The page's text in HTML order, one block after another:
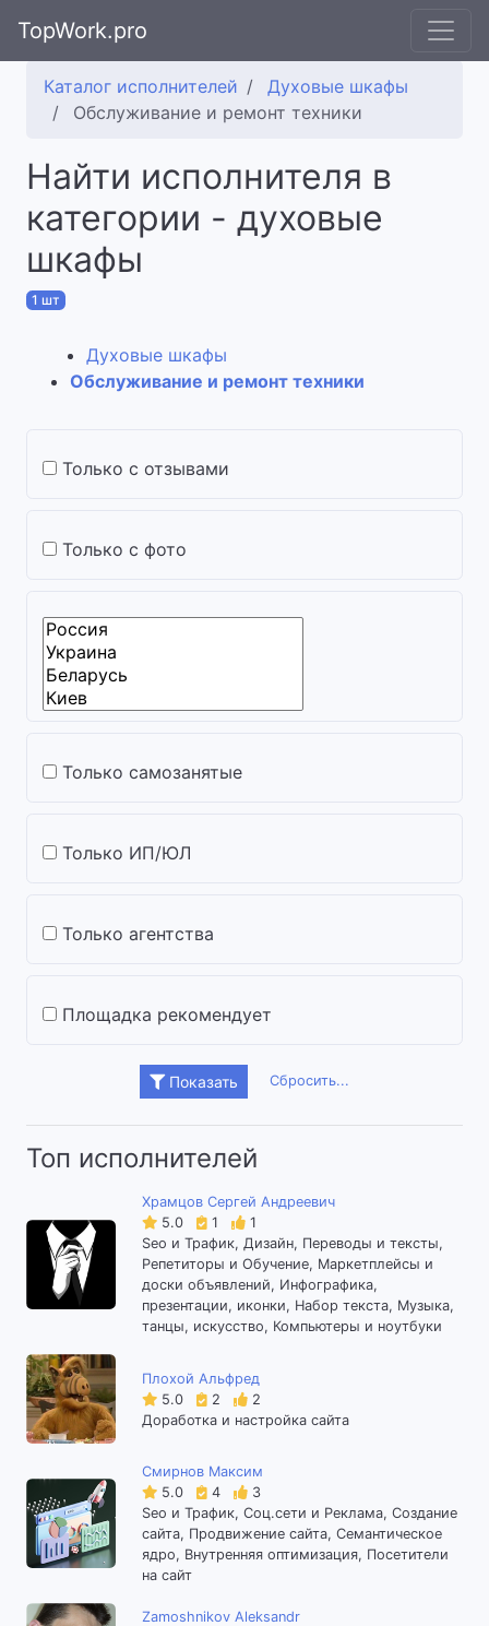
TopWork.pro
Каталог исполнителей
Духовые шкафы
Обслуживание и ремонт техники
Найти исполнителя в
категории - духовые
шкафы
1 шт
Духовые шкафы
Обслуживание и ремонт техники
Только с отзывами
Только с фото
Только самозанятые
Только ИП/ЮЛ
Только агентства
Площадка рекомендует
Показать Сбросить...
Топ исполнителей
Храмцов Сергей Андреевич
5.0
1
1
Seo и Трафик, Дизайн, Переводы и тексты,
Репетиторы и Обучение, Маркетплейсы и
доски объявлений, Инфографика,
презентации, иконки, Набор текста, Музыка,
танцы, искусство, Компьютеры и ноутбуки
Плохой Альфред
5.0
2
2
Доработка и настройка сайта
Смирнов Максим
5.0
4
3
Seo и Трафик, Соц.сети и Реклама, Создание
сайта, Продвижение сайта, Семантическое
ядро, Внутренняя оптимизация, Посетители
на сайт
Zamoshnikov Aleksandr